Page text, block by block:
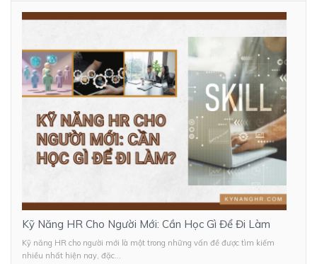
Kỹ Năng HR Cho Người Mới: Cần Học Gì Để Đi Làm
Kỹ năng HR cho người mới là một trong những vấn đề được tìm kiếm
nhiều nhất hiện nay, đặc...